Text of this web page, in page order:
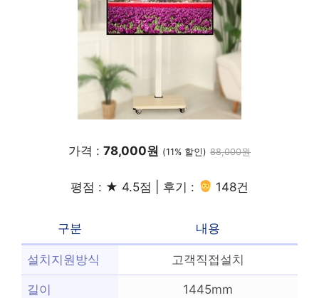
가격 : 78,000원 (11% 할인) 88,000원
평점 : ★ 4.5점 | 후기 : 148건
구분 내용
설치지원방식 고객직접설치
길이 1445mm